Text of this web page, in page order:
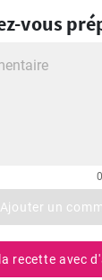
vous
Ajouter un
recette avec